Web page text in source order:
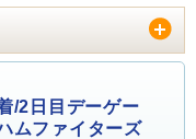
/2日目デーゲー
ムファイターズ